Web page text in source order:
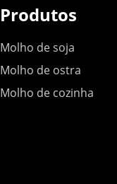
Produtos
Molho de soja
Molho de ostra
Molho de cozinha